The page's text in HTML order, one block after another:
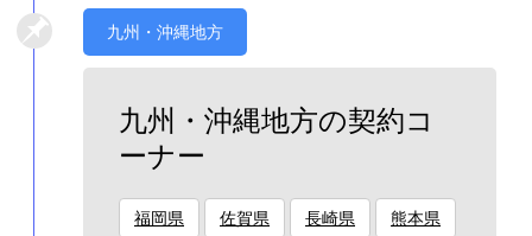
九州・沖縄地方
九州・沖縄地方の契約コ
ーナー
福岡県 佐賀県 長崎県 熊本県